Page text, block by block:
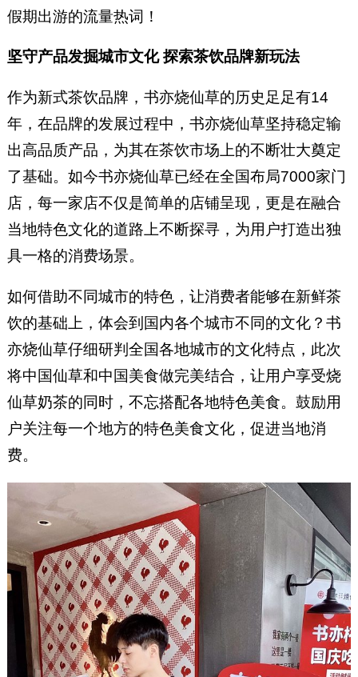
假期出游的流量热词！
坚守产品发掘城市文化 探索茶饮品牌新玩法
作为新式茶饮品牌，书亦烧仙草的历史足足有14
年，在品牌的发展过程中，书亦烧仙草坚持稳定输
出高品质产品，为其在茶饮市场上的不断壮大奠定
了基础。如今书亦烧仙草已经在全国布局7000家门
店，每一家店不仅是简单的店铺呈现，更是在融合
当地特色文化的道路上不断探寻，为用户打造出独
具一格的消费场景。
如何借助不同城市的特色，让消费者能够在新鲜茶
饮的基础上，体会到国内各个城市不同的文化？书
亦烧仙草仔细研判全国各地城市的文化特点，此次
将中国仙草和中国美食做完美结合，让用户享受烧
仙草奶茶的同时，不忘搭配各地特色美食。鼓励用
户关注每一个地方的特色美食文化，促进当地消
费。